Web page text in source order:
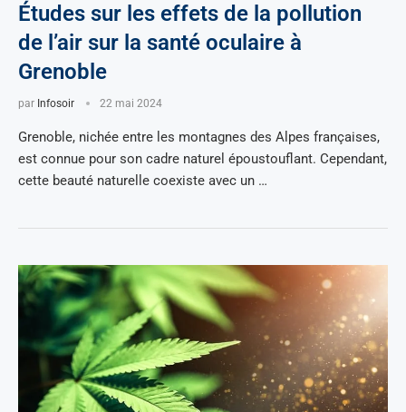
Études sur les effets de la pollution
de l’air sur la santé oculaire à
Grenoble
par Infosoir 22 mai 2024
Grenoble, nichée entre les montagnes des Alpes françaises,
est connue pour son cadre naturel époustouflant. Cependant,
cette beauté naturelle coexiste avec un …